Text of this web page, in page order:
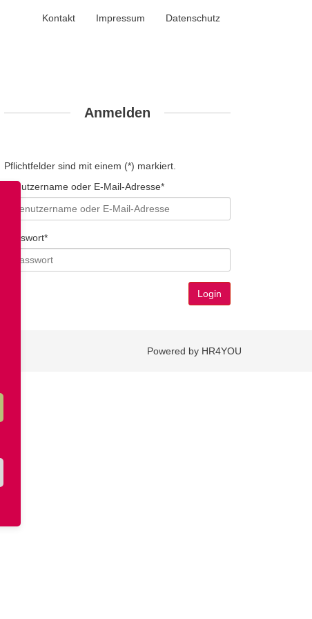
Kontakt Impressum Datenschutz
Anmelden
Pflichtfelder sind mit einem (*) markiert.
Benutzername oder E-Mail-Adresse*
Passwort*
Powered by HR4YOU